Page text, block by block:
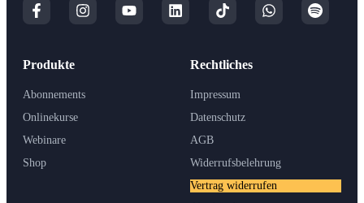
Produkte
Abonnements
Onlinekurse
Webinare
Shop
Rechtliches
Impressum
Datenschutz
AGB
Widerrufsbelehrung
Vertrag widerrufen